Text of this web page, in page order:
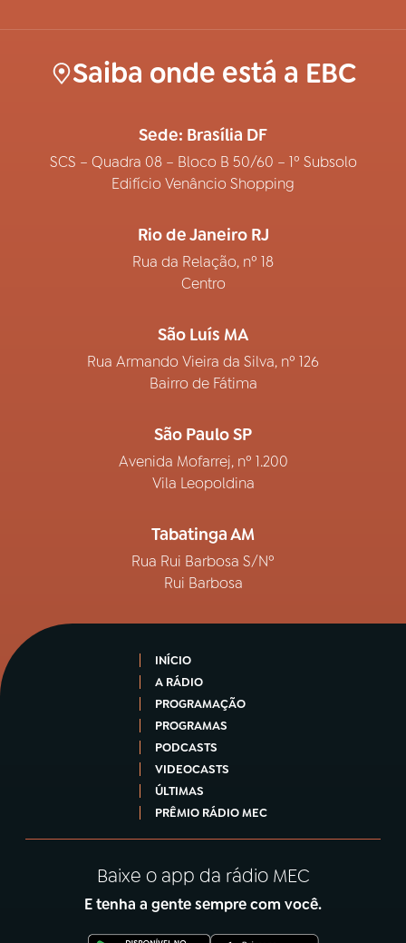
Saiba onde está a EBC
Sede: Brasília DF
SCS – Quadra 08 – Bloco B 50/60 – 1º Subsolo
Edifício Venâncio Shopping
Rio de Janeiro RJ
Rua da Relação, nº 18
Centro
São Luís MA
Rua Armando Vieira da Silva, nº 126
Bairro de Fátima
São Paulo SP
Avenida Mofarrej, nº 1.200
Vila Leopoldina
Tabatinga AM
Rua Rui Barbosa S/Nº
Rui Barbosa
INÍCIO
A RÁDIO
PROGRAMAÇÃO
PROGRAMAS
PODCASTS
VIDEOCASTS
ÚLTIMAS
PRÊMIO RÁDIO MEC
Baixe o app da rádio MEC
E tenha a gente sempre com você.